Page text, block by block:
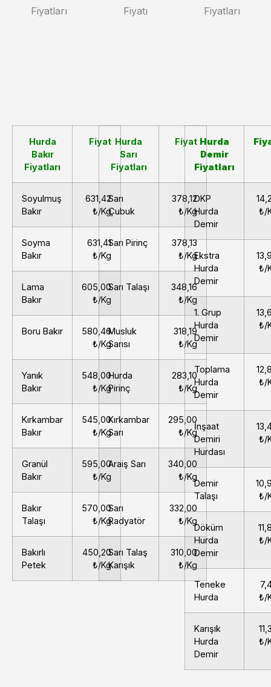
Hurda
Bakır
Fiyatları
Fiyat
Soyulmuş
Bakır
631,42
₺/Kg
Soyma
Bakır
631,41
₺/Kg
Lama
Bakır
605,00
₺/Kg
Boru Bakır
580,46
₺/Kg
Yanık
Bakır
548,00
₺/Kg
Kırkambar
Bakır
545,00
₺/Kg
Granül
Bakır
595,00
₺/Kg
Bakır
Talaşı
570,00
₺/Kg
Bakırlı
Petek
450,20
₺/Kg
Hurda
Sarı
Fiyatları
Fiyat
Sarı
Çubuk
378,12
₺/Kg
Sarı Pirinç
378,13
₺/Kg
Sarı Talaşı
348,16
₺/Kg
Musluk
Sarısı
318,19
₺/Kg
Hurda
Pirinç
283,10
₺/Kg
Kırkambar
Sarı
295,00
₺/Kg
Araiş Sarı
340,00
₺/Kg
Sarı
Radyatör
332,00
₺/Kg
Sarı Talaş
Karışık
310,00
₺/Kg
Hurda
Demir
Fiyatları
DKP
Hurda
Demir
₺/
Ekstra
Hurda
Demir
₺/
1. Grup
Hurda
Demir
₺/
Toplama
Hurda
Demir
₺/
İnşaat
Demiri
Hurdası
₺/
Demir
Talaşı
₺/
Döküm
Hurda
Demir
₺/
Teneke
Hurda
₺/
Karışık
Hurda
Demir
₺/